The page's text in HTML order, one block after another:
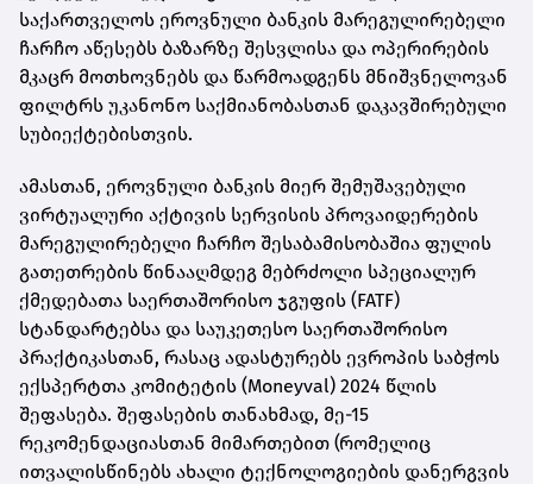
საქართველოს ეროვნული ბანკის მარეგულირებელი
ჩარჩო აწესებს ბაზარზე შესვლისა და ოპერირების
მკაცრ მოთხოვნებს და წარმოადგენს მნიშვნელოვან
ფილტრს უკანონო საქმიანობასთან დაკავშირებული
სუბიექტებისთვის.
ამასთან, ეროვნული ბანკის მიერ შემუშავებული
ვირტუალური აქტივის სერვისის პროვაიდერების
მარეგულირებელი ჩარჩო შესაბამისობაშია ფულის
გათეთრების წინააღმდეგ მებრძოლი სპეციალურ
ქმედებათა საერთაშორისო ჯგუფის (FATF)
სტანდარტებსა და საუკეთესო საერთაშორისო
პრაქტიკასთან, რასაც ადასტურებს ევროპის საბჭოს
ექსპერტთა კომიტეტის (Moneyval) 2024 წლის
შეფასება. შეფასების თანახმად, მე-15
რეკომენდაციასთან მიმართებით (რომელიც
ითვალისწინებს ახალი ტექნოლოგიების დანერგვის